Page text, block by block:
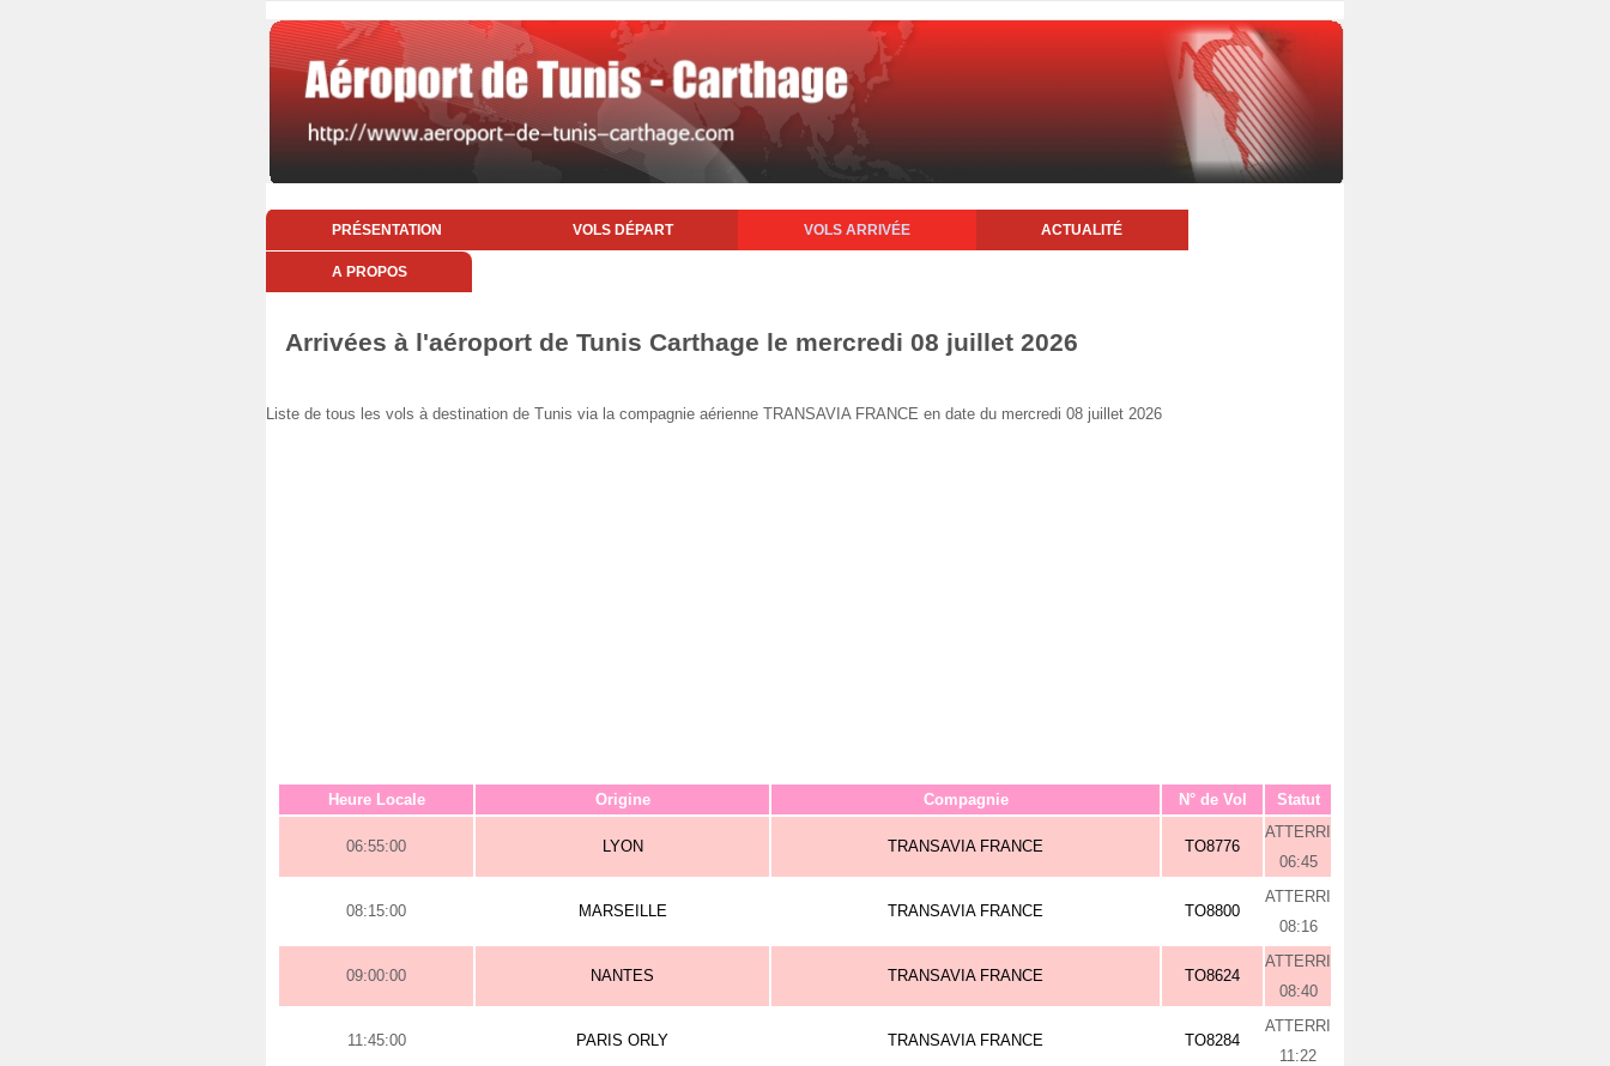
PRÉSENTATION VOLS DÉPART VOLS ARRIVÉE ACTUALITÉ
A PROPOS
Arrivées à l'aéroport de Tunis Carthage le mercredi 08 juillet 2026
Liste de tous les vols à destination de Tunis via la compagnie aérienne TRANSAVIA FRANCE en date du mercredi 08 juillet 2026
Heure Locale Origine Compagnie N° de Vol Statut
06:55:00 LYON TRANSAVIA FRANCE TO8776
ATTERRI
06:45
08:15:00 MARSEILLE TRANSAVIA FRANCE TO8800
ATTERRI
08:16
09:00:00 NANTES TRANSAVIA FRANCE TO8624
ATTERRI
08:40
11:45:00 PARIS ORLY TRANSAVIA FRANCE TO8284
ATTERRI
11:22